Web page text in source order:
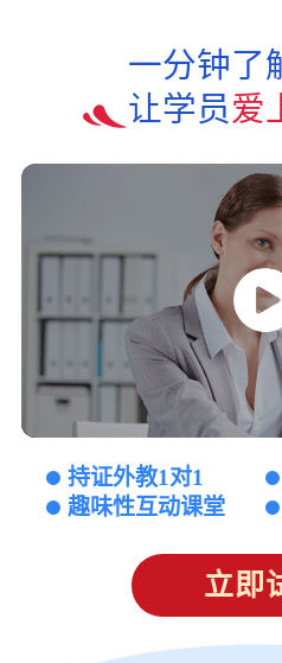
一分钟了
让学员爱
持证外教1对1
趣味性互动课堂
立即